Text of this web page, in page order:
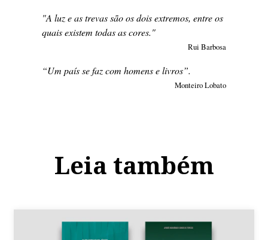
"A luz e as trevas são os dois extremos, entre os
quais existem todas as cores."
Rui Barbosa
“Um país se faz com homens e livros”.
Monteiro Lobato
Leia também